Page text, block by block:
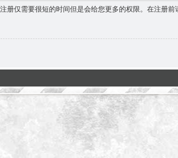
册仅需要很短的时间但是会给您更多的权限。在注册